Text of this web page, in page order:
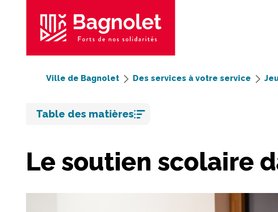
Ville de Bagnolet Des services à votre service
Le soutien scolaire
Table des matières